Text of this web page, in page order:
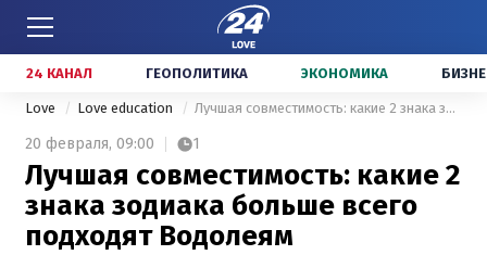
24 КАНАЛ ГЕОПОЛИТИКА ЭКОНОМИКА
Love Love education Лучшая совместимость: какие 2 знака зодиака больше всего подходят Водолеям
20 февраля, 09:00 1
Лучшая совместимость: какие 2
знака зодиака больше всего
подходят Водолеям